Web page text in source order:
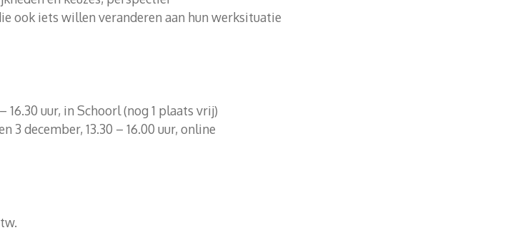
ook iets willen veranderen aan hun werksituatie
16.30 uur, in Schoorl (nog 1 plaats vrij)
3 december, 13.30 – 16.00 uur, online